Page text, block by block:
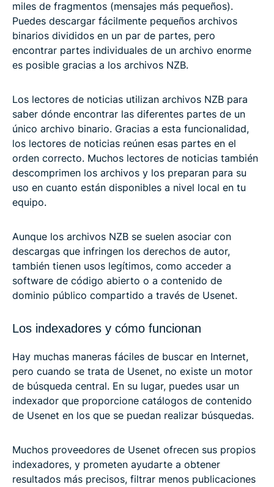
miles de fragmentos (mensajes más pequeños).
Puedes descargar fácilmente pequeños archivos
binarios divididos en un par de partes, pero
encontrar partes individuales de un archivo enorme
es posible gracias a los archivos NZB.
Los lectores de noticias utilizan archivos NZB para
saber dónde encontrar las diferentes partes de un
único archivo binario. Gracias a esta funcionalidad,
los lectores de noticias reúnen esas partes en el
orden correcto. Muchos lectores de noticias también
descomprimen los archivos y los preparan para su
uso en cuanto están disponibles a nivel local en tu
equipo.
Aunque los archivos NZB se suelen asociar con
descargas que infringen los derechos de autor,
también tienen usos legítimos, como acceder a
software de código abierto o a contenido de
dominio público compartido a través de Usenet.
Los indexadores y cómo funcionan
Hay muchas maneras fáciles de buscar en Internet,
pero cuando se trata de Usenet, no existe un motor
de búsqueda central. En su lugar, puedes usar un
indexador que proporcione catálogos de contenido
de Usenet en los que se puedan realizar búsquedas.
Muchos proveedores de Usenet ofrecen sus propios
indexadores, y prometen ayudarte a obtener
resultados más precisos, filtrar menos publicaciones